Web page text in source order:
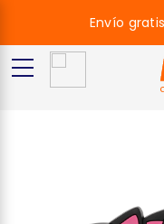
Envío